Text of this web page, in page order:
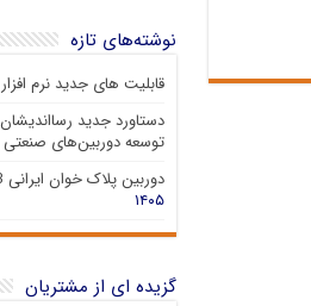
نوشته‌های تازه
قابلیت های جدید نرم
دستاورد جدید
توسعه دوربین‌های
دوربین پلاک خوان ایرانی 2.3 مگاپیکسلی
۱۴۰۵
گزیده ای از مشتریان